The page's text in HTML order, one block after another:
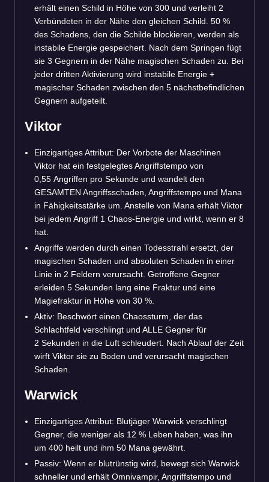
erhält einen Schild in Höhe von 300 und verleiht 2
Verbündeten in der Nähe den gleichen Schild. 50 %
des Schadens, den die Schilde blockieren, werden als
instabile Energie gespeichert. Nach dem Springen fügt
sie 3 Gegnern in der Nähe magischen Schaden zu. Bei
jeder dritten Aktivierung wird instabile Energie +
magischer Schaden zwischen den 5 nächstbefindlichen
Gegnern aufgeteilt.
Viktor
Einzigartiges Attribut: Der Vorbote der Maschinen
Viktor hat ein festgelegtes Angriffstempo von
0,55 Angriffen pro Sekunde und wandelt den
GESAMTEN Angriffsschaden, Angriffstempo und Mana
in Fähigkeitsstärke um. Anstelle von Mana erhält Viktor
bei jedem Angriff 1 Chaos-Energie und wirkt, wenn er 8
hat.
Angriffe werden durch einen Todesstrahl ersetzt, der
magischen Schaden und absoluten Schaden in einer
Linie in 2 Feldern verursacht. Getroffene Gegner
erleiden 5 Sekunden lang eine Fraktur und eine
Magiefraktur in Höhe von 30 %.
Aktiv: Beschwört einen Chaossturm, der das
Schlachtfeld verschlingt und ALLE Gegner für
2 Sekunden in die Luft schleudert. Nach Ablauf der Zeit
wirft Viktor sie zu Boden und verursacht magischen
Schaden.
Warwick
Einzigartiges Attribut: Blutjäger Warwick verschlingt
Gegner, die weniger als 12 % Leben haben, was ihn
um 400 heilt und ihm 50 Mana gewährt.
Passiv: Wenn er blutrünstig wird, bewegt sich Warwick
schneller und erhält Omnivampir, Angriffstempo und